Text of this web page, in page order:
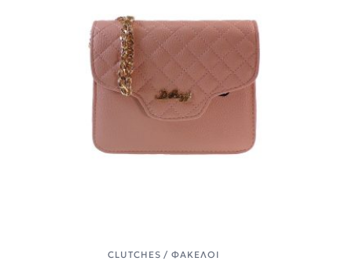
CLUTCHES / ΦΆΚΕΛΟΙ